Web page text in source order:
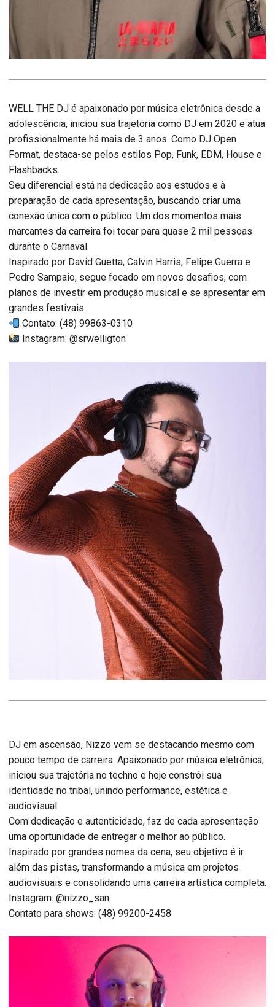
WELL THE DJ é apaixonado por música eletrônica desde a
adolescência, iniciou sua trajetória como DJ em 2020 e atua
profissionalmente há mais de 3 anos. Como DJ Open
Format, destaca-se pelos estilos Pop, Funk, EDM, House e
Flashbacks.
Seu diferencial está na dedicação aos estudos e à
preparação de cada apresentação, buscando criar uma
conexão única com o público. Um dos momentos mais
marcantes da carreira foi tocar para quase 2 mil pessoas
durante o Carnaval.
Inspirado por David Guetta, Calvin Harris, Felipe Guerra e
Pedro Sampaio, segue focado em novos desafios, com
planos de investir em produção musical e se apresentar em
grandes festivais.
Contato: (48) 99863-0310
Instagram: @srwelligton
DJ em ascensão, Nizzo vem se destacando mesmo com
pouco tempo de carreira. Apaixonado por música eletrônica,
iniciou sua trajetória no techno e hoje constrói sua
identidade no tribal, unindo performance, estética e
audiovisual.
Com dedicação e autenticidade, faz de cada apresentação
uma oportunidade de entregar o melhor ao público.
Inspirado por grandes nomes da cena, seu objetivo é ir
além das pistas, transformando a música em projetos
audiovisuais e consolidando uma carreira artística completa.
Instagram: @nizzo_san
Contato para shows: (48) 99200-2458